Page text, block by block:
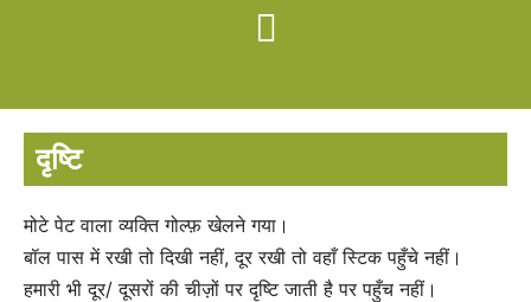
दृष्टि
मोटे पेट वाला व्यक्ति गोल्फ़ खेलने गया।
बॉल पास में रखी तो दिखी नहीं, दूर रखी तो वहाँ स्टिक पहुँचे नहीं।
हमारी भी दूर/ दूसरों की चीज़ों पर दृष्टि जाती है पर पहुँच नहीं।